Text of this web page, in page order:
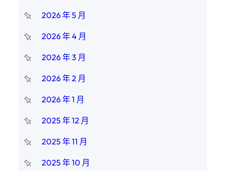
2026 年 5 月
2026 年 4 月
2026 年 3 月
2026 年 2 月
2026 年 1 月
2025 年 12 月
2025 年 11 月
2025 年 10 月